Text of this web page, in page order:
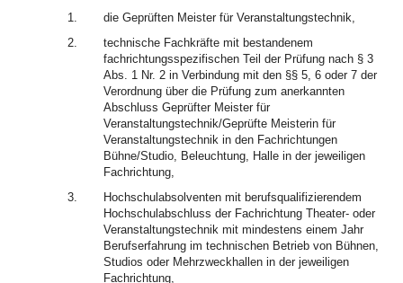
1.
die Geprüften Meister für Veranstaltungstechnik,
2.
technische Fachkräfte mit bestandenem
fachrichtungsspezifischen Teil der Prüfung nach § 3
Abs. 1 Nr. 2 in Verbindung mit den §§ 5, 6 oder 7 der
Verordnung über die Prüfung zum anerkannten
Abschluss Geprüfter Meister für
Veranstaltungstechnik/Geprüfte Meisterin für
Veranstaltungstechnik in den Fachrichtungen
Bühne/Studio, Beleuchtung, Halle in der jeweiligen
Fachrichtung,
3.
Hochschulabsolventen mit berufsqualifizierendem
Hochschulabschluss der Fachrichtung Theater- oder
Veranstaltungstechnik mit mindestens einem Jahr
Berufserfahrung im technischen Betrieb von Bühnen,
Studios oder Mehrzweckhallen in der jeweiligen
Fachrichtung,